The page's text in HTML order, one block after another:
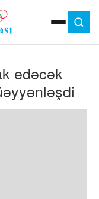
edəcək